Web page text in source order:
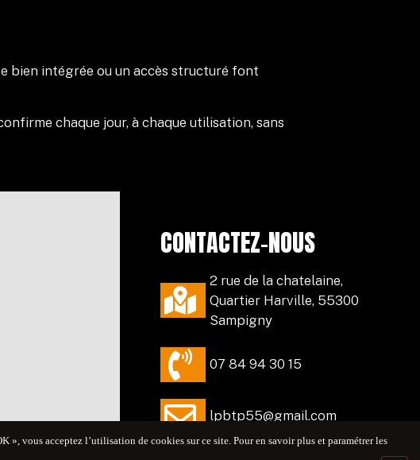
bien intégrée ou un accès structuré font
chaque jour, à chaque utilisation, sans
CONTACTEZ-NOUS
2 rue de la chatelaine,
Quartier Harville, 55300
Sampigny
07 84 94 30 15
lpbtp55@gmail.com
vous acceptez l’utilisation de cookies sur ce site. Pour en savoir plus et paramétrer les